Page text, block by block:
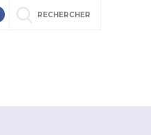
RECHERCHER